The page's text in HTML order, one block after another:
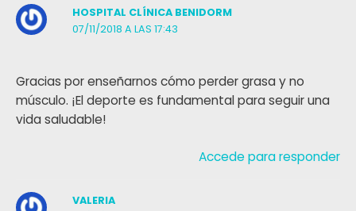
HOSPITAL CLÍNICA BENIDORM
07/11/2018 A LAS 17:43
Gracias por enseñarnos cómo perder grasa y no
músculo. ¡El deporte es fundamental para seguir una
vida saludable!
Accede para responder
VALERIA